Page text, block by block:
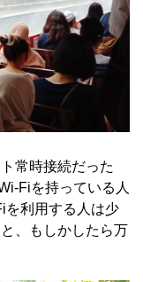
常時接続だった
Fiを持っている人
を利用する人は少
、もしかしたら万